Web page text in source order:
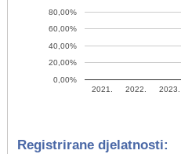
2021. 2022. 2023.
0,00%
20,00%
40,00%
60,00%
80,00%
Registrirane djelatnosti: